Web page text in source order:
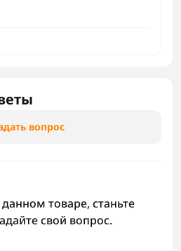
вопрос
товаре, станьте
свой вопрос.